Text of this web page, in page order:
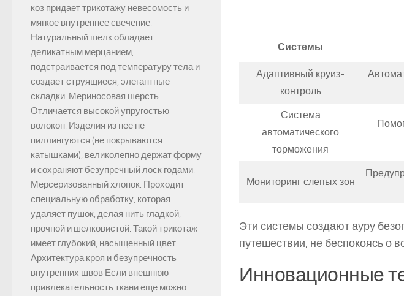
Системы
Адаптивный круиз-
контроль
Система
автоматического
торможения
Мониторинг слепых зон
Эти системы создают ауру
путешествии, не беспокоясь о
Инновационные
коз придает трикотажу невесомость и
мягкое внутреннее свечение.
Натуральный шелк обладает
деликатным мерцанием,
подстраивается под температуру тела и
создает струящиеся, элегантные
складки. Мериносовая шерсть.
Отличается высокой упругостью
волокон. Изделия из нее не
пиллингуются (не покрываются
катышками), великолепно держат форму
и сохраняют безупречный лоск годами.
Мерсеризованный хлопок. Проходит
специальную обработку, которая
удаляет пушок, делая нить гладкой,
прочной и шелковистой. Такой трикотаж
имеет глубокий, насыщенный цвет.
Архитектура кроя и безупречность
внутренних швов Если внешнюю
привлекательность ткани еще можно